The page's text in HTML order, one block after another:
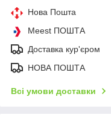
Нова Пошта
Meest ПОШТА
Доставка кур'єром
НОВА ПОШТА
Всі умови доставки